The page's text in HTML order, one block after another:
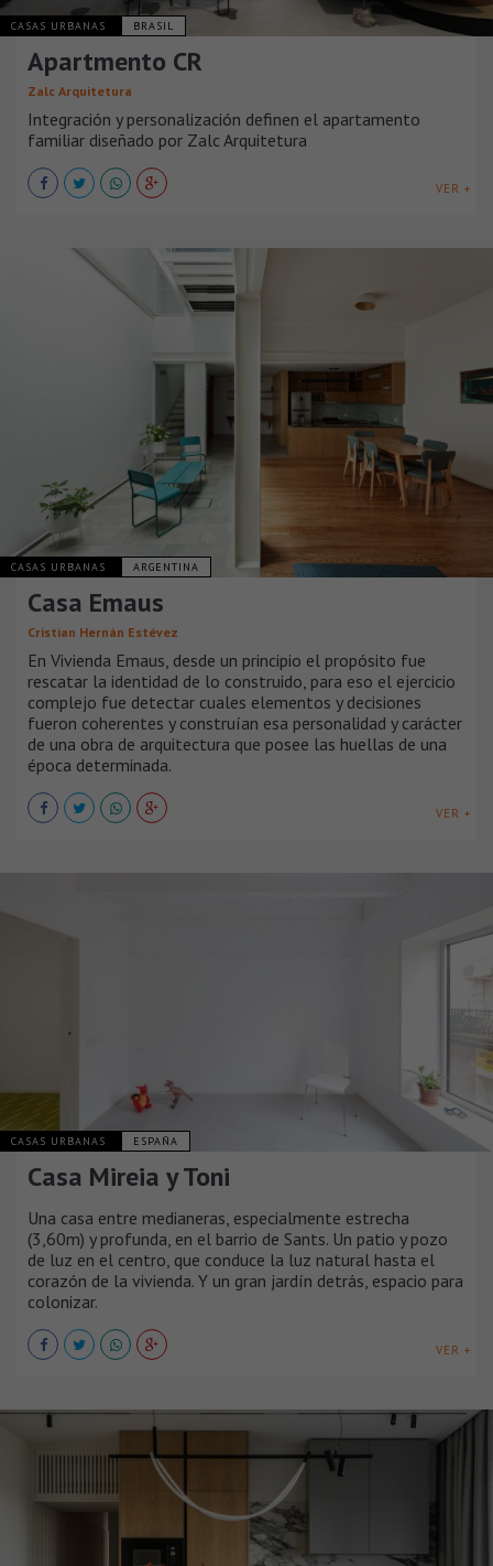
CASAS URBANAS BRASIL
Apartmento CR
Zalc Arquitetura
Integración y personalización definen el apartamento
familiar diseñado por Zalc Arquitetura
VER +
CASAS URBANAS ARGENTINA
Casa Emaus
Cristian Hernán Estévez
En Vivienda Emaus, desde un principio el propósito fue
rescatar la identidad de lo construido, para eso el ejercicio
complejo fue detectar cuales elementos y decisiones
fueron coherentes y construían esa personalidad y carácter
de una obra de arquitectura que posee las huellas de una
época determinada.
VER +
CASAS URBANAS ESPAÑA
Casa Mireia y Toni
Una casa entre medianeras, especialmente estrecha
(3,60m) y profunda, en el barrio de Sants. Un patio y pozo
de luz en el centro, que conduce la luz natural hasta el
corazón de la vivienda. Y un gran jardín detrás, espacio para
colonizar.
VER +